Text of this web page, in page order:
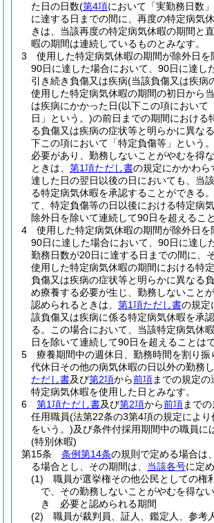
た日の日数(第4項において「実勤務日数
に達する日までの間に、再度の特定病気
きは、当該再度の特定病気休暇の期間と
暇の期間は連続しているものとみなす。
3
使用した特定病気休暇の期間が除外日を
90日に達した場合において、90日に達し
引き続き負傷又は疾病(当該負傷又は疾病
使用した特定病気休暇の期間の初日から
は疾病にかかった日(以下この項において
日」という。)の前日までの期間における
る負傷又は疾病の症状等と明らかに異な
下この項において「特定負傷等」という
必要があり、勤務しないことがやむを得
ときは、 第1項ただし書の規定にかかわら
達した日の翌日以後の日においても、当
る特定病気休暇を承認することができる。
て、特定負傷等の日以後における特定病気
除外日を除いて連続して90日を超えるこ
4
使用した特定病気休暇の期間が除外日を
90日に達した場合において、90日に達し
勤務日数が20日に達する日までの間に、
使用した特定病気休暇の期間における特
負傷又は疾病の症状等と明らかに異なる
め療養する必要が生じ、勤務しないこと
認められるときは、 第1項ただし書の規定
該負傷又は疾病に係る特定病気休暇を承
る。
この場合において、当該特定病気休
日を除いて連続して90日を超えることは
5
療養期間中の週休日、勤務時間を割り振
代休日その他の病気休暇の日以外の勤務し
ただし書及び第2項から前項までの規定の
特定病気休暇を使用した日とみなす。
6
第1項ただし書及び第2項から前項まで
任用職員(法第22条の3第4項の規定により
をいう。)及び条件付採用期間中の職員に
(特別休暇)
第15条
条例第14条の規則で定める場合は、
る場合とし、その期間は、 当該各号に定
(1)
職員が選挙権その他公民としての権
で、その勤務しないことがやむを得な
き 必要と認められる期間
(2)
職員が裁判員、証人、鑑定人、参考